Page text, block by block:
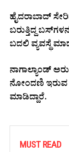
ಹೈದರಾಬಾದ್​
ಬರುತ್ತಿದ್ದ
ಬದಲಿ ವ್ಯವಸ್ಥೆ
ನಾಗಾಲ್ಯಾಂಡ್
ನೋಂದಣಿ ಇರುವ
ಮಾಡಿದ್ದಾರೆ.
MUST READ